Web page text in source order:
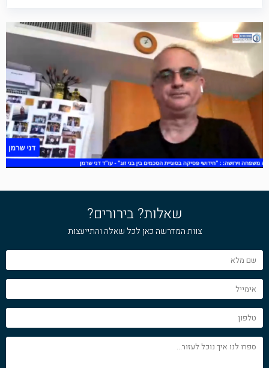
שאלות? בירורים?
צוות המדרשה כאן לכל שאלה והתייעצות
שם
מלא
אימייל
טלפון
ספרו
לנו